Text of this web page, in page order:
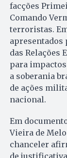
facções
Comando
terroristas.
apresentados
das Relações
para
a soberania
de ações
nacional.
Em
Vieira de Melo
chanceler
de